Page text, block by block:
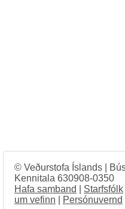
© Veðurstofa Íslands |
Kennitala 630908-0350
Hafa samband
Starfsfólk
um vefinn
Persónuvernd